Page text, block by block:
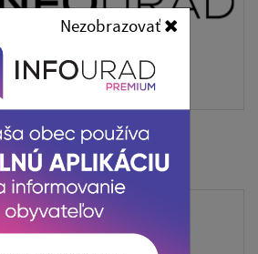
Nezobrazovať
úrad